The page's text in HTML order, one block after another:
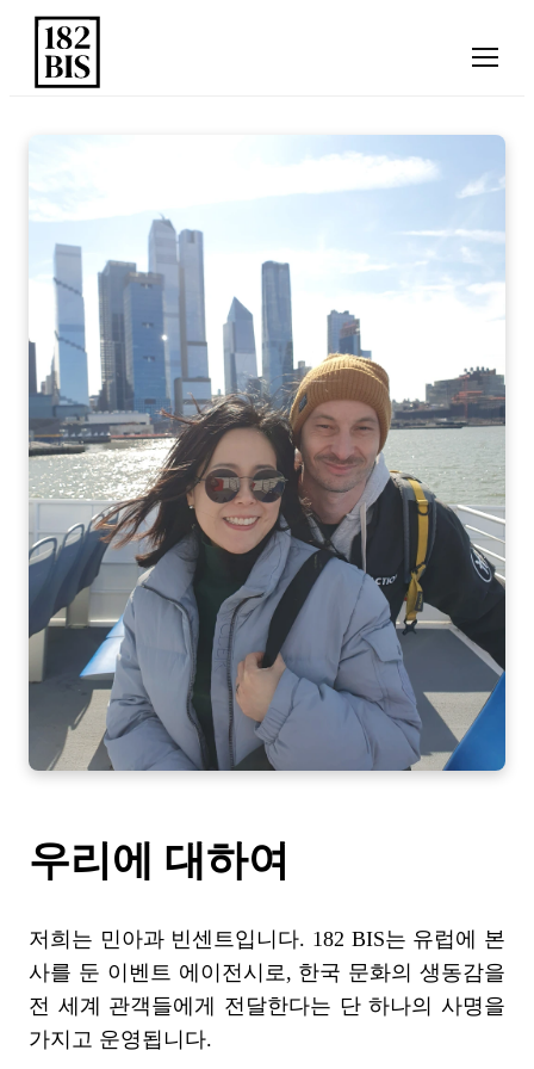
우리에 대하여
저희는 민아과 빈센트입니다. 182 BIS는 유럽에 본
사를 둔 이벤트 에이전시로, 한국 문화의 생동감을
전 세계 관객들에게 전달한다는 단 하나의 사명을
가지고 운영됩니다.